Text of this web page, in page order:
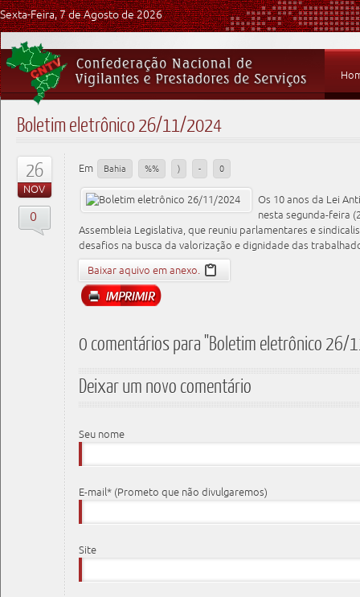
Sexta-Feira, 7 de Agosto de 2026
Boletim eletrônico 26/11/2024
26
NOV
0
Em Bahia %% ) - 0
Os 10 anos da Lei
nesta segunda-feira
Assembleia Legislativa, que reuniu parlamentares e
desafios na busca da valorização e dignidade das
Baixar aquivo em anexo.
0 comentários para "Boletim eletrônico
Deixar um novo comentário
Seu nome
E-mail* (Prometo que não divulgaremos)
Site